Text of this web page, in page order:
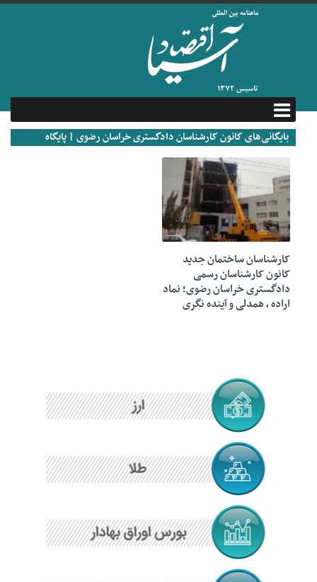
بایگانی‌های کانون کارشناسان دادگستری خراسان رضوی | پایگاه
تحلیلی خبری | ماهنامه اقتصاد آسیا
14 دسامبر 2025
کارشناسان ساختمان جدید
کانون کارشناسان رسمی
دادگستری خراسان رضوی؛ نماد
اراده ، همدلی و آینده نگری